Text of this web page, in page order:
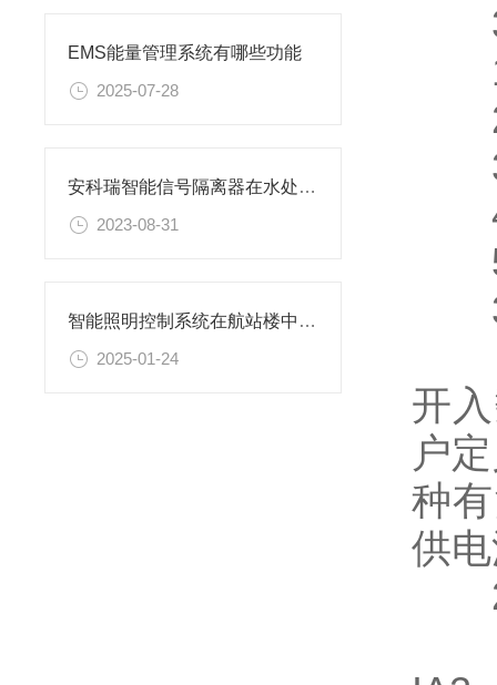
EMS能量管理系统有哪些功能
2025-07-28
安科瑞智能信号隔离器在水处理控制系统的应用
2023-08-31
智能照明控制系统在航站楼中的应用
2025-01-24
1)
2)
4)
5)
开
户
种
供
2)